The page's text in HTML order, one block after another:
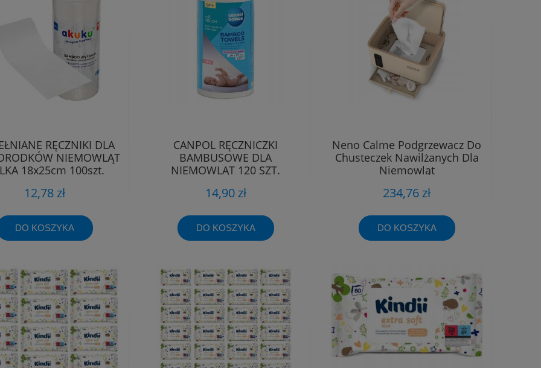
RĘCZNIKI DLA
NIEMOWLĄT
18x25cm 100szt.
12,78 zł
DO KOSZYKA
CANPOL RĘCZNICZKI
BAMBUSOWE DLA
NIEMOWLĄT 120 SZT.
14,90 zł
DO KOSZYKA
Neno Calme Podgrzewacz Do
Chusteczek Nawilżanych Dla
Niemowląt
234,76 zł
DO KOSZYKA